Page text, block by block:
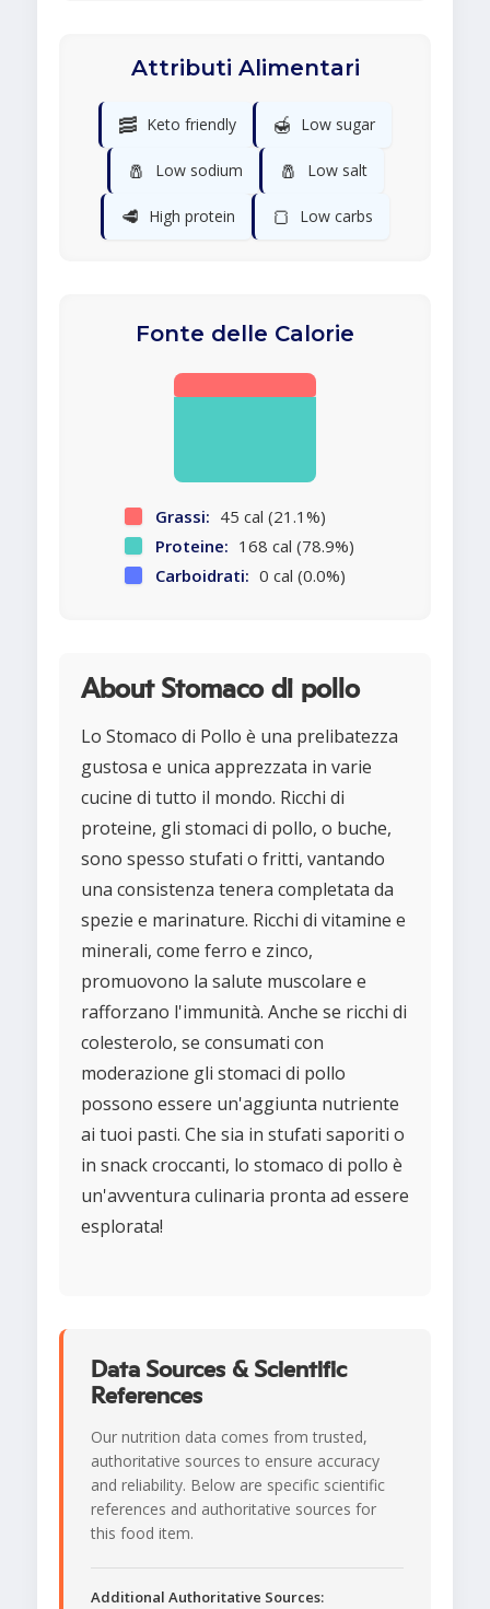
Attributi Alimentari
🥓 Keto friendly 🍯 Low sugar
🧂 Low sodium 🧂 Low salt
🥩 High protein 🍞 Low carbs
Fonte delle Calorie
Grassi: 45 cal (21.1%)
Proteine: 168 cal (78.9%)
Carboidrati: 0 cal (0.0%)
About Stomaco di pollo
Lo Stomaco di Pollo è una prelibatezza
gustosa e unica apprezzata in varie
cucine di tutto il mondo. Ricchi di
proteine, gli stomaci di pollo, o buche,
sono spesso stufati o fritti, vantando
una consistenza tenera completata da
spezie e marinature. Ricchi di vitamine e
minerali, come ferro e zinco,
promuovono la salute muscolare e
rafforzano l'immunità. Anche se ricchi di
colesterolo, se consumati con
moderazione gli stomaci di pollo
possono essere un'aggiunta nutriente
ai tuoi pasti. Che sia in stufati saporiti o
in snack croccanti, lo stomaco di pollo è
un'avventura culinaria pronta ad essere
esplorata!
Data Sources & Scientific
References
Our nutrition data comes from trusted,
authoritative sources to ensure accuracy
and reliability. Below are specific scientific
references and authoritative sources for
this food item.
Additional Authoritative Sources: